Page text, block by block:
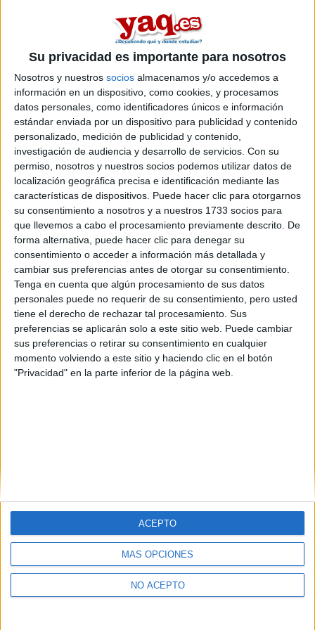
Su privacidad es importante para nosotros
Nosotros y nuestros socios almacenamos y/o accedemos a
información en un dispositivo, como cookies, y procesamos
datos personales, como identificadores únicos e información
estándar enviada por un dispositivo para publicidad y contenido
personalizado, medición de publicidad y contenido,
investigación de audiencia y desarrollo de servicios. Con su
permiso, nosotros y nuestros socios podemos utilizar datos de
localización geográfica precisa e identificación mediante las
características de dispositivos. Puede hacer clic para otorgarnos
su consentimiento a nosotros y a nuestros 1733 socios para
que llevemos a cabo el procesamiento previamente descrito. De
forma alternativa, puede hacer clic para denegar su
consentimiento o acceder a información más detallada y
cambiar sus preferencias antes de otorgar su consentimiento.
Tenga en cuenta que algún procesamiento de sus datos
personales puede no requerir de su consentimiento, pero usted
tiene el derecho de rechazar tal procesamiento. Sus
preferencias se aplicarán solo a este sitio web. Puede cambiar
sus preferencias o retirar su consentimiento en cualquier
momento volviendo a este sitio y haciendo clic en el botón
"Privacidad" en la parte inferior de la página web.
MÁS OPCIONES
NO ACEPTO
ACEPTO
Inicio
Etiquetas: La universidad - un mundo Economía
Estudios nombrados en este post
Quiénes somos|Contactar|
Aviso legal|Politica de privacidad|Condiciones generales|Política
de cookies
© 2003-2026Compás Mediterráneo S.L.- Diego de León 47 - 28006